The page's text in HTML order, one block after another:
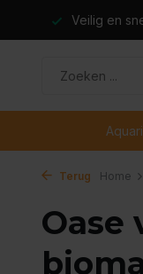
Veilig en
Terug Home
Oase